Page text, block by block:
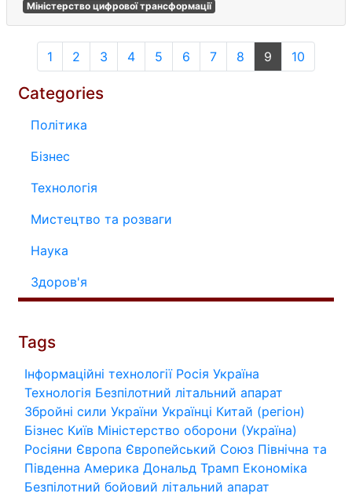
Міністерство цифрової трансформації
1 2 3 4 5 6 7 8 9 10
Categories
Політика
Бізнес
Технологія
Мистецтво та розваги
Наука
Здоров'я
Tags
Інформаційні технології Росія Україна
Технологія Безпілотний літальний апарат
Збройні сили України Українці Китай (регіон)
Бізнес Київ Міністерство оборони (Україна)
Росіяни Європа Європейський Союз Північна та
Південна Америка Дональд Трамп Економіка
Безпілотний бойовий літальний апарат